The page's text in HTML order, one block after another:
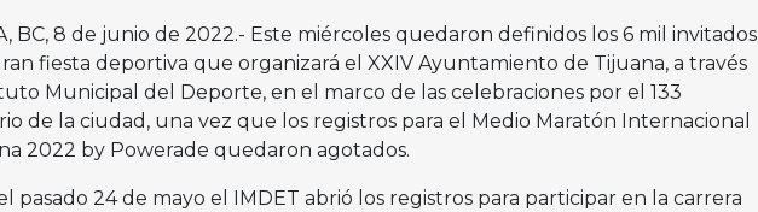
BC, 8 de junio de 2022.- Este miércoles quedaron definidos los 6 mil invitados
fiesta deportiva que organizará el XXIV Ayuntamiento de Tijuana, a través
Municipal del Deporte, en el marco de las celebraciones por el 133
de la ciudad, una vez que los registros para el Medio Maratón Internacional
2022 by Powerade quedaron agotados.
pasado 24 de mayo el IMDET abrió los registros para participar en la carrera